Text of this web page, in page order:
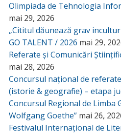
Olimpiada de Tehnologia
mai 29, 2026
„Cititul dăunează grav
GO TALENT / 2026 mai 29,
Referate și Comunicări
mai 28, 2026
Concursul național de
(istorie & geografie) – etapa
Concursul Regional de Limba
Wolfgang Goethe” mai 26,
Festivalul Internațional de